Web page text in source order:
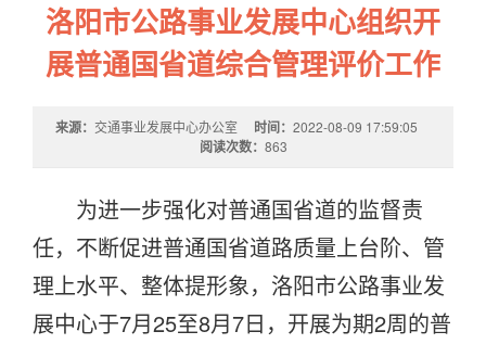
洛阳市公路事业发展中心组织开
展普通国省道综合管理评价工作
来源： 交通事业发展中心办公室 时间： 2022-08-09 17:59:05
阅读次数： 863
为进一步强化对普通国省道的监督责
任，不断促进普通国省道路质量上台阶、管
理上水平、整体提形象，洛阳市公路事业发
展中心于7月25至8月7日，开展为期2周的普